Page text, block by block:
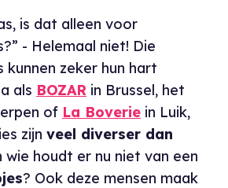
is dat alleen voor
- Helemaal niet! Die
kunnen zeker hun hart
als BOZAR in Brussel, het
of La Boverie in Luik,
zijn veel diverser dan
wie houdt er nu niet van een
? Ook deze mensen maak